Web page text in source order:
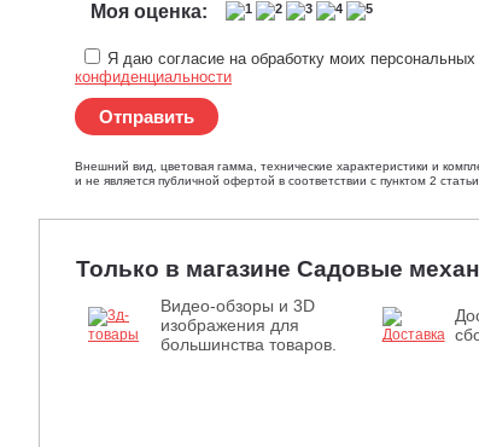
Моя оценка:
Я даю согласие на обработку моих
конфиденциальности
Отправить
Внешний вид, цветовая гамма, технические характеристики и
и не является публичной офертой в соответствии с пунктом 2
Только в магазине Садовые
Видео-обзоры и 3D
изображения для
большинства товаров.